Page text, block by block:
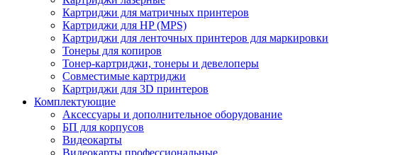
Картриджи для матричных принтеров
Картриджи для HP (MPS)
Картриджи для ленточных принтеров для маркировки
Тонеры для копиров
Тонер-картриджи, тонеры и девелоперы
Совместимые картриджи
Картриджи для 3D принтеров
Комплектующие
Аксессуары и дополнительное оборудование
БП для корпусов
Видеокарты